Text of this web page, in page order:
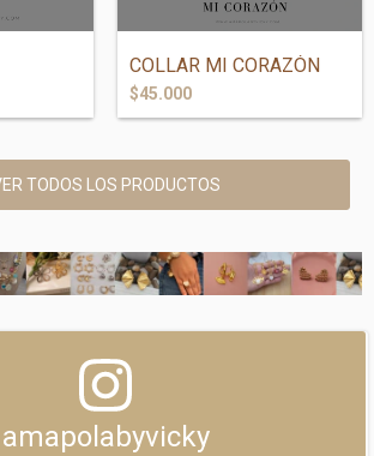
COLLAR MI CORAZÓN
$45.000
TODOS LOS PRODUCTOS
amapolabyvicky